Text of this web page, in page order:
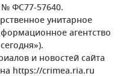
№ ФС77-57640.
унитарное
агентство
и новостей сайта
https://crimea.ria.ru